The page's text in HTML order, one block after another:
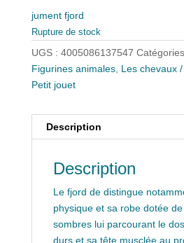
jument fjord
Rupture de stock
UGS : 4005086137547
Figurines animales, Les chevaux
Petit jouet
Description
Description
Le fjord de distingue
physique et sa robe dotée
sombres lui parcourant le
durs et sa tête musclée au